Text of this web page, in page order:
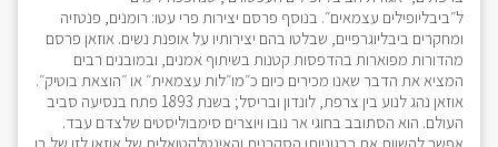
ל״ביבליופילים עצמאים״. בנוסף פרסם יצירות פרי עטו: רומנים, פנטזיה
ומחקרים ביבליוגרפיים, שבלטו בהם יצירותיו על אופנת נשים. אוזאן פרסם
מהדורות מפוארות בהדפסות קטנות בשיתוף אמנים, ובמובנים רבים
המציא את הדבר שאנו מכירים כיום כ״מו״לות עצמאית״ או ״הוצאת בוטיק״.
אוזאן נהג לנוע בין צרפת, לונדון ובריסל; בשנת 1893 פתח בנסיעה סביב
העולם. הוא הסתובב בחוגי אר נובו ויוצרים סימבוליסטים שלצדם עבד.
אפשר להשוות את רבגוניותו הסקרנית והאינטלקטואלית של אוזאן לזו של בן